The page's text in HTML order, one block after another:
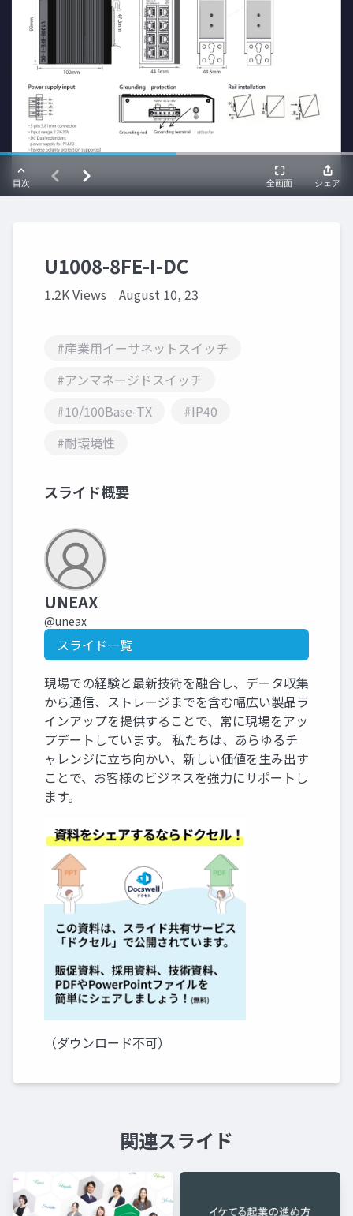
U1008-8FE-I-DC
1.2K Views August 10, 23
#産業用イーサネットスイッチ
#アンマネージドスイッチ
#10/100Base-TX
#IP40
#耐環境性
スライド概要
UNEAX
@uneax
スライド一覧
現場での経験と最新技術を融合し、データ収集
から通信、ストレージまでを含む幅広い製品ラ
インアップを提供することで、常に現場をアッ
プデートしています。 私たちは、あらゆるチ
ャレンジに立ち向かい、新しい価値を生み出す
ことで、お客様のビジネスを強力にサポートし
ます。
（ダウンロード不可）
関連スライド